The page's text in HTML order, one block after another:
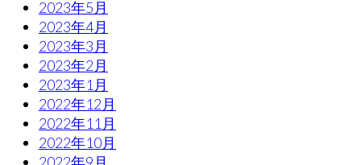
2023年5月
2023年4月
2023年3月
2023年2月
2023年1月
2022年12月
2022年11月
2022年10月